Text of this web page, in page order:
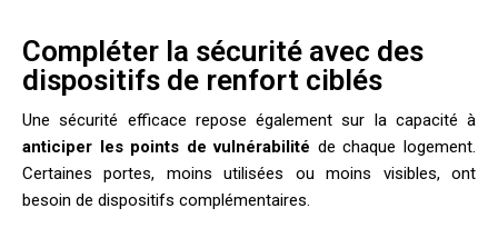
Compléter la sécurité avec des
dispositifs de renfort ciblés
Une sécurité efficace repose également sur la capacité à
anticiper les points de vulnérabilité de chaque logement.
Certaines portes, moins utilisées ou moins visibles, ont
besoin de dispositifs complémentaires.